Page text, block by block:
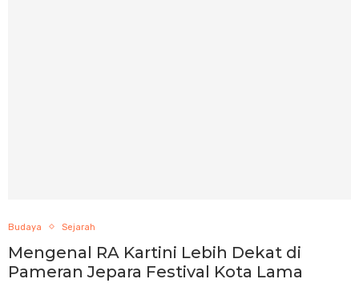
Budaya Sejarah
Mengenal RA Kartini Lebih Dekat di
Pameran Jepara Festival Kota Lama